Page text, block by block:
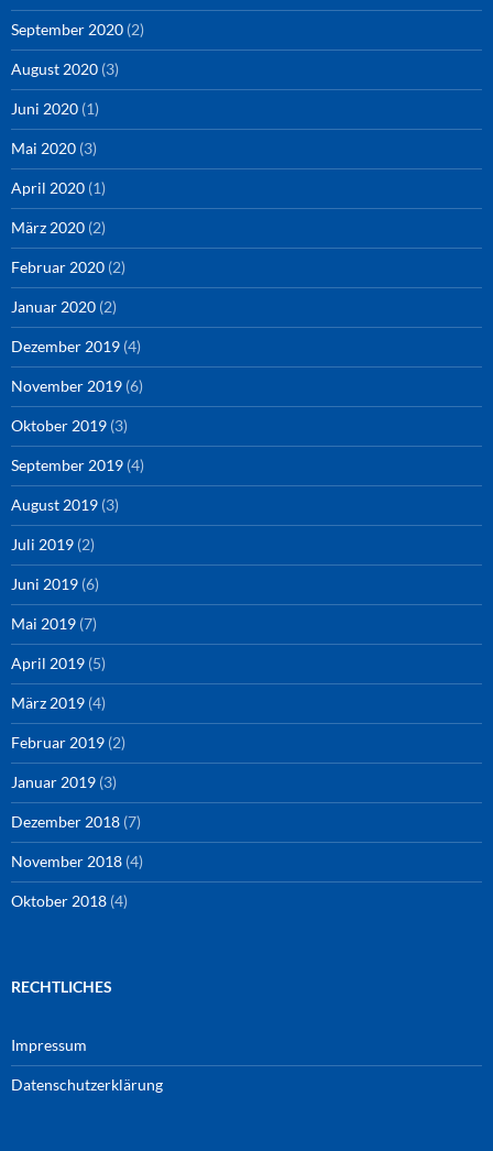
September 2020 (2)
August 2020 (3)
Juni 2020 (1)
Mai 2020 (3)
April 2020 (1)
März 2020 (2)
Februar 2020 (2)
Januar 2020 (2)
Dezember 2019 (4)
November 2019 (6)
Oktober 2019 (3)
September 2019 (4)
August 2019 (3)
Juli 2019 (2)
Juni 2019 (6)
Mai 2019 (7)
April 2019 (5)
März 2019 (4)
Februar 2019 (2)
Januar 2019 (3)
Dezember 2018 (7)
November 2018 (4)
Oktober 2018 (4)
RECHTLICHES
Impressum
Datenschutzerklärung